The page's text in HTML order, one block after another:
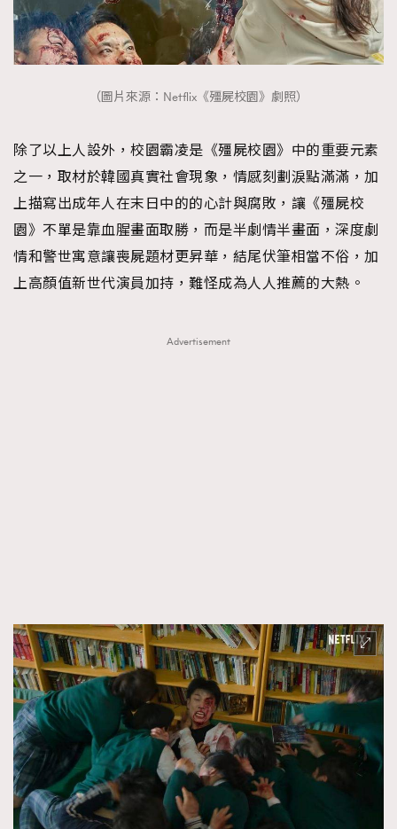
（圖片來源：Netflix《殭屍校園》劇照）
除了以上人設外，校園霸凌是《殭屍校園》中的重要元素
之一，取材於韓國真實社會現象，情感刻劃淚點滿滿，加
上描寫出成年人在末日中的的心計與腐敗，讓《殭屍校
園》不單是靠血腥畫面取勝，而是半劇情半畫面，深度劇
情和警世寓意讓喪屍題材更昇華，結尾伏筆相當不俗，加
上高顏值新世代演員加持，難怪成為人人推薦的大熱。
Advertisement